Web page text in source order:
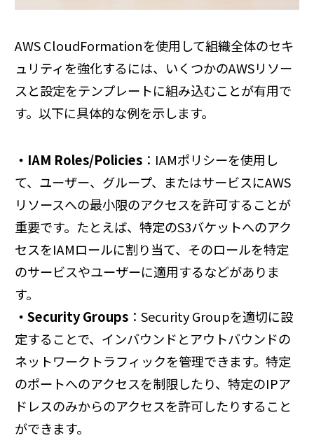
AWS CloudFormationを使用して組織全体のセキ
ュリティを強化するには、いくつかのAWSリソー
スと設定をテンプレートに組み込むことが有用で
す。以下に具体的な例を示します。
・IAM Roles/Policies ：IAMポリシーを使用し
て、ユーザー、グループ、またはサービスにAWS
リソースへの最小限のアクセスを許可することが
重要です。たとえば、特定のS3バケットへのアク
セスをIAMロールに割り当て、そのロールを特定
のサービスやユーザーに適用するなどがありま
す。
・Security Groups ：Security Groupを適切に設
定することで、インバウンドとアウトバウンドの
ネットワークトラフィックを管理できます。特定
のポートへのアクセスを制限したり、特定のIPア
ドレスのみからのアクセスを許可したりすること
ができます。